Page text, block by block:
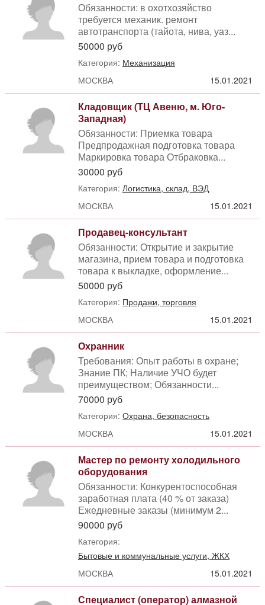
Обязанности: в охотхозяйство
требуется механик. ремонт
автотранспорта (тайота, нива, уаз...
50000 руб
Категория: Механизация
МОСКВА
15.01.2021
Кладовщик (ТЦ Авеню, м. Юго-
Западная)
Обязанности: Приемка товара
Предпродажная подготовка товара
Маркировка товара Отбраковка...
30000 руб
Категория: Логистика, склад, ВЭД
МОСКВА
15.01.2021
Продавец-консультант
Обязанности: Открытие и закрытие
магазина, прием товара и подготовка
товара к выкладке, оформление...
50000 руб
Категория: Продажи, торговля
МОСКВА
15.01.2021
Охранник
Требования: Опыт работы в охране;
Знание ПК; Наличие УЧО будет
преимуществом; Обязанности...
70000 руб
Категория: Охрана, безопасность
МОСКВА
15.01.2021
Мастер по ремонту холодильного
оборудования
Обязанности: Конкурентоспособная
заработная плата (40 % от заказа)
Ежедневные заказы (минимум 2...
90000 руб
Категория:
Бытовые и коммунальные услуги, ЖКХ
МОСКВА
15.01.2021
Специалист (оператор) алмазной